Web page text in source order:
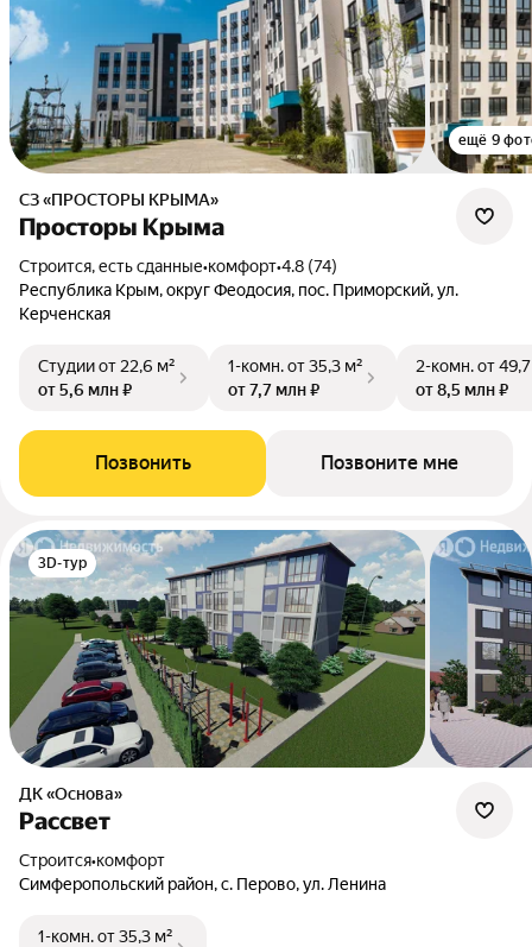
ещё 9
СЗ «ПРОСТОРЫ КРЫМА»
Просторы Крыма
Строится, есть сданные•комфорт•4.8 (74)
Республика Крым, округ Феодосия, пос. Приморский, ул.
Керченская
Студииот 22,6 м²
от 5,6 млн ₽
1-комн.от 35,3 м²
от 7,7 млн ₽
2-комн.от
от 8,5 млн ₽
Позвонить Позвоните мне
3D-тур
ДК «Основа»
Рассвет
Строится•комфорт
Симферопольский район, с. Перово, ул. Ленина
1-комн.от 35,3 м²